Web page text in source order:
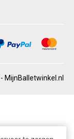
MijnBalletwinkel.nl